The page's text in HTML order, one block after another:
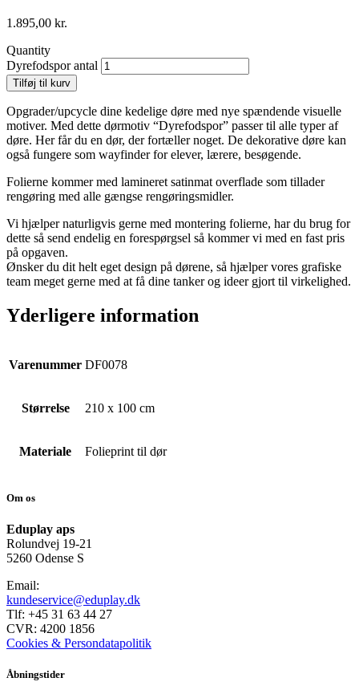
1.895,00 kr.
Quantity
Dyrefodspor antal
Tilføj til kurv
Opgrader/upcycle dine kedelige døre med nye spændende visuelle
motiver. Med dette dørmotiv “Dyrefodspor” passer til alle typer af
døre. Her får du en dør, der fortæller noget. De dekorative døre kan
også fungere som wayfinder for elever, lærere, besøgende.
Folierne kommer med lamineret satinmat overflade som tillader
rengøring med alle gængse rengøringsmidler.
Vi hjælper naturligvis gerne med montering folierne, har du brug for
dette så send endelig en forespørgsel så kommer vi med en fast pris
på opgaven.
Ønsker du dit helt eget design på dørene, så hjælper vores grafiske
team meget gerne med at få dine tanker og ideer gjort til virkelighed.
Yderligere information
Varenummer DF0078
Størrelse 210 x 100 cm
Materiale Folieprint til dør
Om os
Eduplay aps
Rolundvej 19-21
5260 Odense S
Email:
kundeservice@eduplay.dk
Tlf: +45 31 63 44 27
CVR: 4200 1856
Cookies & Persondatapolitik
Åbningstider